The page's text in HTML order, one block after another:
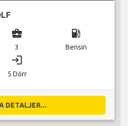
business_center
3
local_gas_station
Bensin
login
5 Dörr
DETALJER...